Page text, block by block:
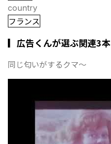
country
フランス
▎広告くんが選ぶ関連3本
同じ匂いがするクマ〜